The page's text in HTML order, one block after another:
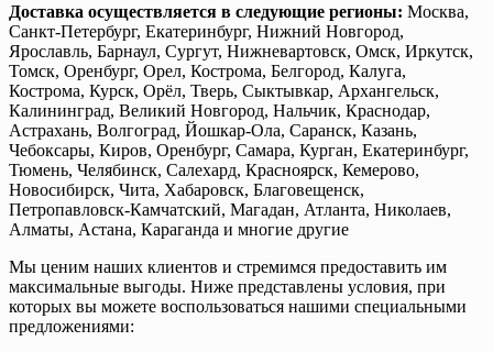
Доставка осуществляется в следующие регионы: Москва,
Санкт-Петербург, Екатеринбург, Нижний Новгород,
Ярославль, Барнаул, Сургут, Нижневартовск, Омск, Иркутск,
Томск, Оренбург, Орел, Кострома, Белгород, Калуга,
Кострома, Курск, Орёл, Тверь, Сыктывкар, Архангельск,
Калининград, Великий Новгород, Нальчик, Краснодар,
Астрахань, Волгоград, Йошкар-Ола, Саранск, Казань,
Чебоксары, Киров, Оренбург, Самара, Курган, Екатеринбург,
Тюмень, Челябинск, Салехард, Красноярск, Кемерово,
Новосибирск, Чита, Хабаровск, Благовещенск,
Петропавловск-Камчатский, Магадан, Атланта, Николаев,
Алматы, Астана, Караганда и многие другие
Мы ценим наших клиентов и стремимся предоставить им
максимальные выгоды. Ниже представлены условия, при
которых вы можете воспользоваться нашими специальными
предложениями: